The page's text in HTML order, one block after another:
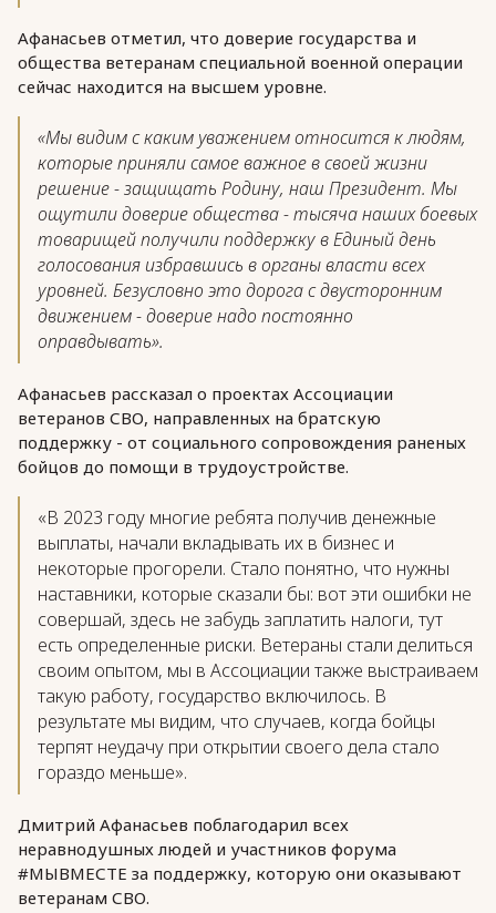
Афанасьев отметил, что доверие государства и
общества ветеранам специальной военной операции
сейчас находится на высшем уровне.
«Мы видим с каким уважением относится к людям,
которые приняли самое важное в своей жизни
решение - защищать Родину, наш Президент. Мы
ощутили доверие общества - тысяча наших боевых
товарищей получили поддержку в Единый день
голосования избравшись в органы власти всех
уровней. Безусловно это дорога с двусторонним
движением - доверие надо постоянно
оправдывать».
Афанасьев рассказал о проектах Ассоциации
ветеранов СВО, направленных на братскую
поддержку - от социального сопровождения раненых
бойцов до помощи в трудоустройстве.
«В 2023 году многие ребята получив денежные
выплаты, начали вкладывать их в бизнес и
некоторые прогорели. Стало понятно, что нужны
наставники, которые сказали бы: вот эти ошибки не
совершай, здесь не забудь заплатить налоги, тут
есть определенные риски. Ветераны стали делиться
своим опытом, мы в Ассоциации также выстраиваем
такую работу, государство включилось. В
результате мы видим, что случаев, когда бойцы
терпят неудачу при открытии своего дела стало
гораздо меньше».
Дмитрий Афанасьев поблагодарил всех
неравнодушных людей и участников форума
#МЫВМЕСТЕ за поддержку, которую они оказывают
ветеранам СВО.